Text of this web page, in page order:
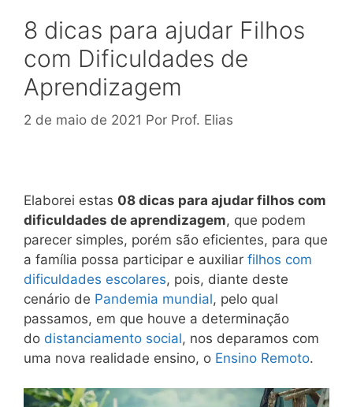
8 dicas para ajudar Filhos
com Dificuldades de
Aprendizagem
2 de maio de 2021 Por Prof. Elias
Elaborei estas 08 dicas para ajudar filhos com
dificuldades de aprendizagem, que podem
parecer simples, porém são eficientes, para que
a família possa participar e auxiliar filhos com
dificuldades escolares, pois, diante deste
cenário de Pandemia mundial, pelo qual
passamos, em que houve a determinação
do distanciamento social, nos deparamos com
uma nova realidade ensino, o Ensino Remoto.